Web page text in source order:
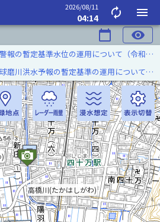
2026/08/11
04:14 autorenew
menu
calendar_today visibility
高橋川(たかはしがわ)
令和８年熊本地震に伴う水防警報の暫定基準水位の運用について（令和８年８月７日）
「令和８年熊本地震」に伴う球磨川洪水予報の暫定基準の運用について（令和８年８月５日）